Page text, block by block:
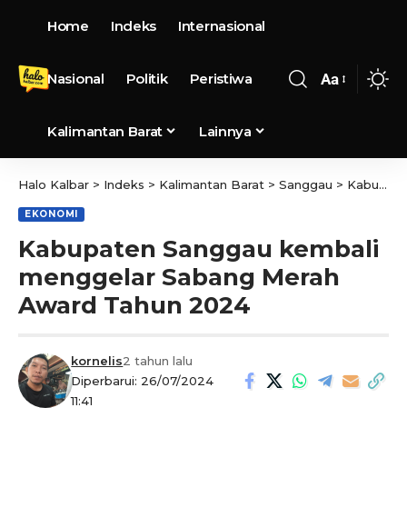
Home Indeks Internasional
Nasional Politik Peristiwa
Kalimantan Barat Lainnya
Aa
Halo Kalbar > Indeks > Kalimantan Barat > Sanggau > Kabupaten Sanggau kembali menggelar Sabang Merah Award Tahun 2024
EKONOMI
Kabupaten Sanggau kembali
menggelar Sabang Merah
Award Tahun 2024
Diperbarui: 26/07/2024
11:41
kornelis2 tahun lalu